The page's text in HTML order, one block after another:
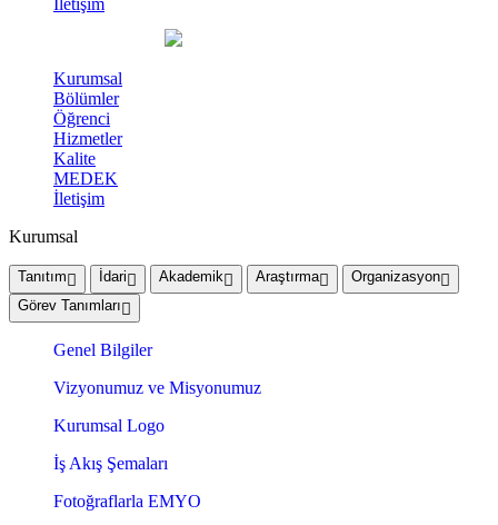
İletişim
Kurumsal
Bölümler
Öğrenci
Hizmetler
Kalite
MEDEK
İletişim
Kurumsal
Tanıtım İdari Akademik Araştırma
Organizasyon
Görev Tanımları
Genel Bilgiler
Vizyonumuz ve Misyonumuz
Kurumsal Logo
İş Akış Şemaları
Fotoğraflarla EMYO